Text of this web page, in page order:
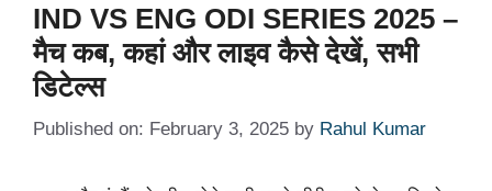
IND VS ENG ODI SERIES 2025 –
मैच कब, कहां और लाइव कैसे देखें, सभी
डिटेल्स
Published on: February 3, 2025 by Rahul Kumar